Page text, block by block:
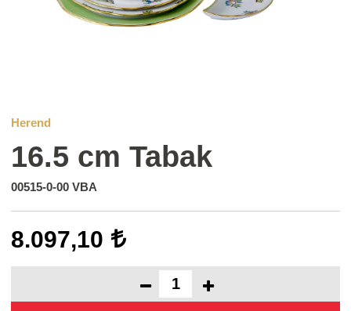
Herend
16.5 cm Tabak
00515-0-00 VBA
8.097,10